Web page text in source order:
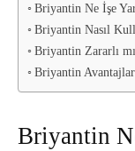
Briyantin Ne İşe
Briyantin Nasıl
Briyantin Zararlı
Briyantin
Briyantin